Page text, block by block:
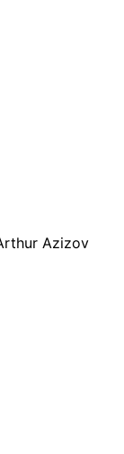
Azizov